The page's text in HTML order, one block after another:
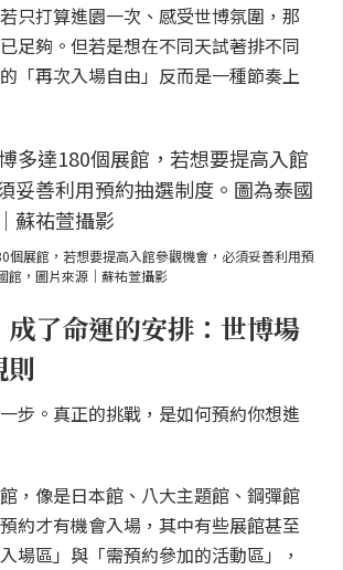
只打算進園一次、感受世博氛圍，那
足夠。但若是想在不同天試著排不同
「再次入場自由」反而是一種節奏上
個展館，若想要提高入館參觀機會，必須妥善利用預
館，圖片來源｜蘇祐萱攝影
了命運的安排：世博場
則
步。真正的挑戰，是如何預約你想進
，像是日本館、八大主題館、鋼彈館
約才有機會入場，其中有些展館甚至
場區」與「需預約參加的活動區」，